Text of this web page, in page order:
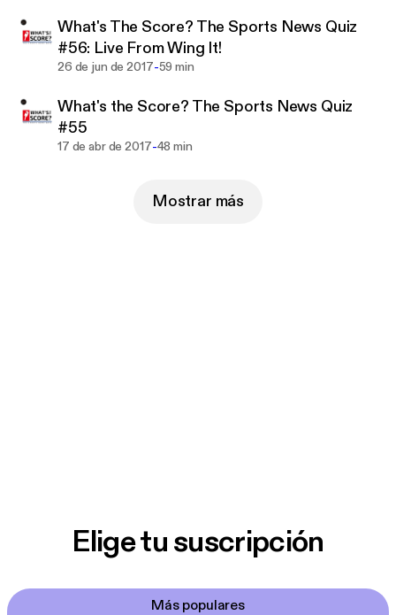
What's The Score? The Sports News Quiz
#56: Live From Wing It!
26 de jun de 2017-59 min
What's the Score? The Sports News Quiz
#55
17 de abr de 2017-48 min
Mostrar más
Elige tu suscripción
Más populares